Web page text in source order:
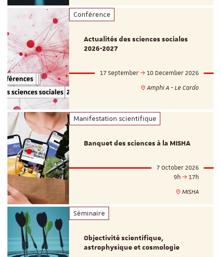
Conférence
Actualités des sciences sociales
2026-2027
17 September
10 December 2026
Amphi A - Le Cardo
Manifestation scientifique
Banquet des sciences à la MISHA
7 October 2026
9h
17h
MISHA
Séminaire
Objectivité scientifique,
astrophysique et cosmologie